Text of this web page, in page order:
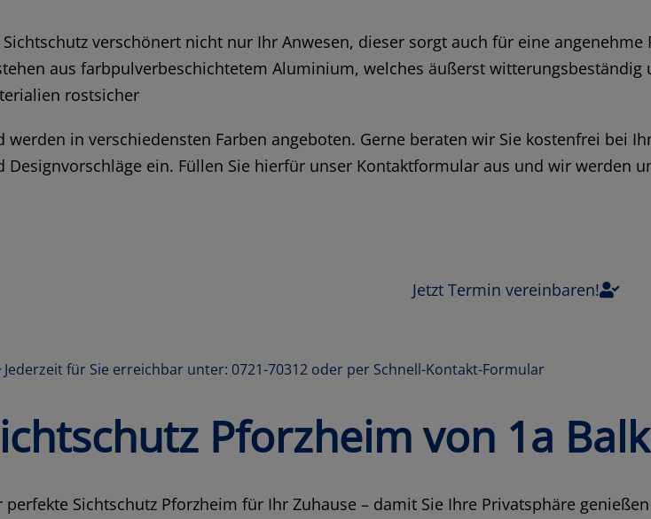
Sichtschutz verschönert nicht nur Ihr Anwesen, dieser sorgt auch für eine
aus farbpulverbeschichtetem Aluminium, welches äußerst
rostsicher
werden in verschiedensten Farben angeboten. Gerne beraten wir Sie kostenfrei bei
Designvorschläge ein. Füllen Sie hierfür unser Kontaktformular aus und wir werden
Jetzt Termin vereinbaren!
Jederzeit für Sie erreichbar unter: 0721-70312 oder per Schnell-Kontakt-Formular
Pforzheim von 1a
perfekte Sichtschutz Pforzheim für Ihr Zuhause – damit Sie Ihre Privatsphäre